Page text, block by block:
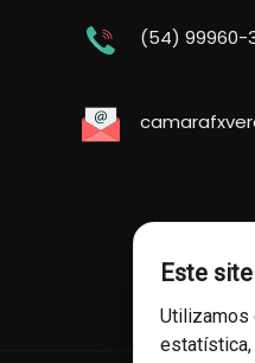
(54) 99960-
Este
Utilizamos
estatística,